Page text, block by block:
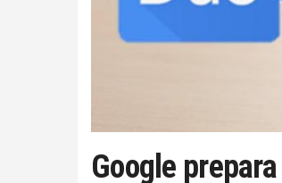
Google